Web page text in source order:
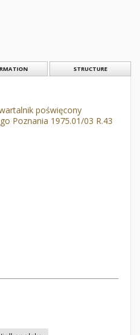
STRUCTURE
poświęcony
Poznania 1975.01/03 R.43